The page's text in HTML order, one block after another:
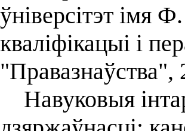
ўніверсітэт імя
кваліфікацыі і
"Правазнаўства",
Навуковыя